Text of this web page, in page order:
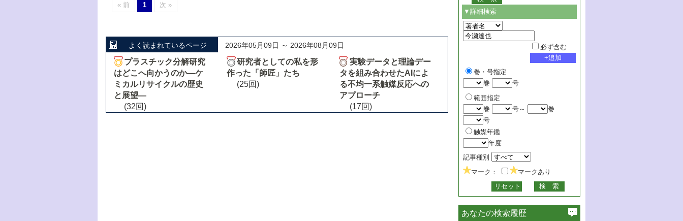
« 前 1 次 »
よく読まれているページ 2026年05月09日 ～ 2026年08月09日
プラスチック分解研究
はどこへ向かうのか―ケ
ミカルリサイクルの歴史
と展望―
(32回)
研究者としての私を形
作った「師匠」たち
(25回)
実験データと理論デー
タを組み合わせたAIによ
る不均一系触媒反応への
アプローチ
(17回)
▼詳細検索
必ず含む
巻・号指定
巻
号
範囲指定
巻
号～
巻
号
触媒年鑑
年度
記事種別
マーク：
マークあり
あなたの検索履歴